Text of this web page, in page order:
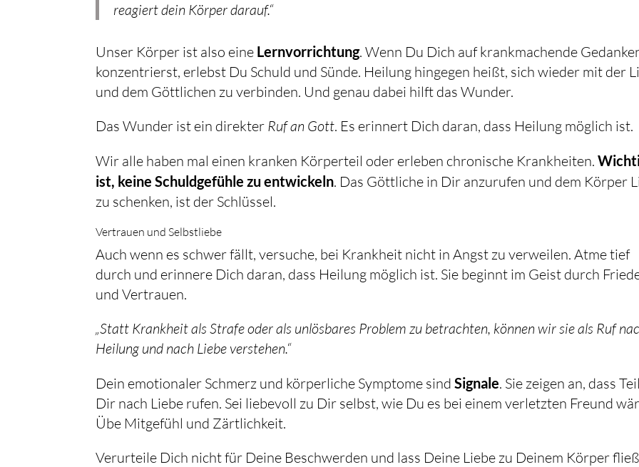
reagiert dein Körper darauf.“
Unser Körper ist also eine Lernvorrichtung. Wenn Du Dich auf krankmachende
konzentrierst, erlebst Du Schuld und Sünde. Heilung hingegen heißt, sich wieder mit der
und dem Göttlichen zu verbinden. Und genau dabei hilft das Wunder.
Das Wunder ist ein direkter Ruf an Gott. Es erinnert Dich daran, dass Heilung möglich ist.
Wir alle haben mal einen kranken Körperteil oder erleben chronische Krankheiten.
ist, keine Schuldgefühle zu entwickeln. Das Göttliche in Dir anzurufen und dem Körper
zu schenken, ist der Schlüssel.
Vertrauen und Selbstliebe
Auch wenn es schwer fällt, versuche, bei Krankheit nicht in Angst zu verweilen. Atme tief
durch und erinnere Dich daran, dass Heilung möglich ist. Sie beginnt im Geist durch
und Vertrauen.
„Statt Krankheit als Strafe oder als unlösbares Problem zu betrachten, können wir sie als Ruf
Heilung und nach Liebe verstehen.“
Dein emotionaler Schmerz und körperliche Symptome sindSignale. Sie zeigen an, dass
Dir nach Liebe rufen. Sei liebevoll zu Dir selbst, wie Du es bei einem verletzten Freund
Übe Mitgefühl und Zärtlichkeit.
Verurteile Dich nicht für Deine Beschwerden und lass Deine Liebe zu Deinem Körper